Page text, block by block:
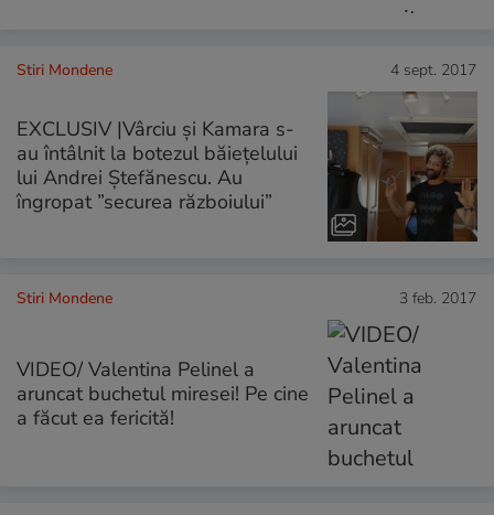
Stiri Mondene 4 sept. 2017
EXCLUSIV |Vârciu și Kamara s-
au întâlnit la botezul băiețelului
lui Andrei Ștefănescu. Au
îngropat ”securea războiului”
Stiri Mondene 3 feb. 2017
VIDEO/ Valentina Pelinel a
aruncat buchetul miresei! Pe cine
a făcut ea fericită!